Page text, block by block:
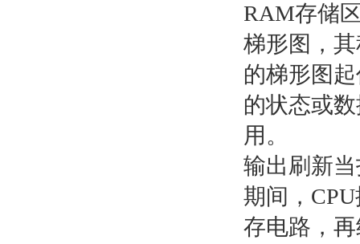
RAM存储
梯形图，
的梯形图
的状态或
用。
输出刷新
期间，
存电路，